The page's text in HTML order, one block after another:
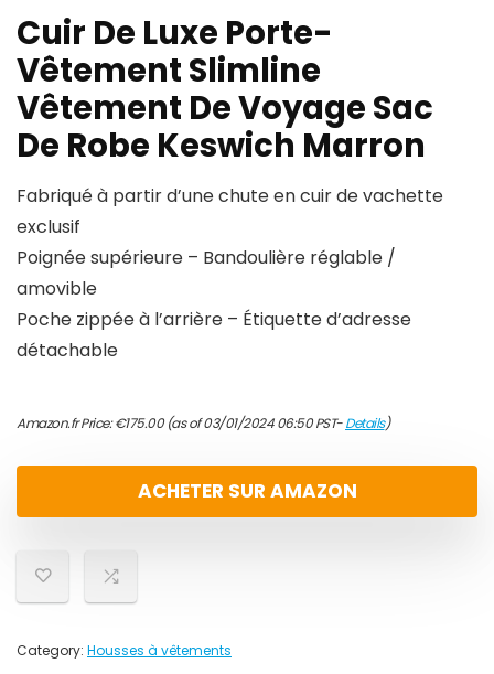
Cuir De Luxe Porte-
Vêtement Slimline
Vêtement De Voyage Sac
De Robe Keswich Marron
Fabriqué à partir d’une chute en cuir de vachette
exclusif
Poignée supérieure – Bandoulière réglable /
amovible
Poche zippée à l’arrière – Étiquette d’adresse
détachable
Amazon.fr Price:€175.00(as of 03/01/2024 06:50 PST-Details)
ACHETER SUR AMAZON
Category: Housses à vêtements